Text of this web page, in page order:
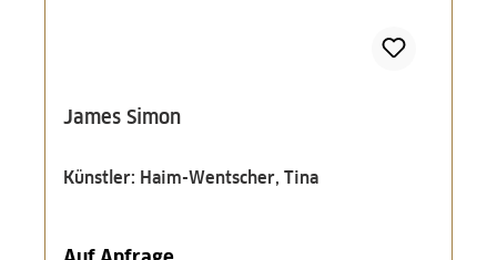
James Simon
Künstler: Haim-Wentscher, Tina